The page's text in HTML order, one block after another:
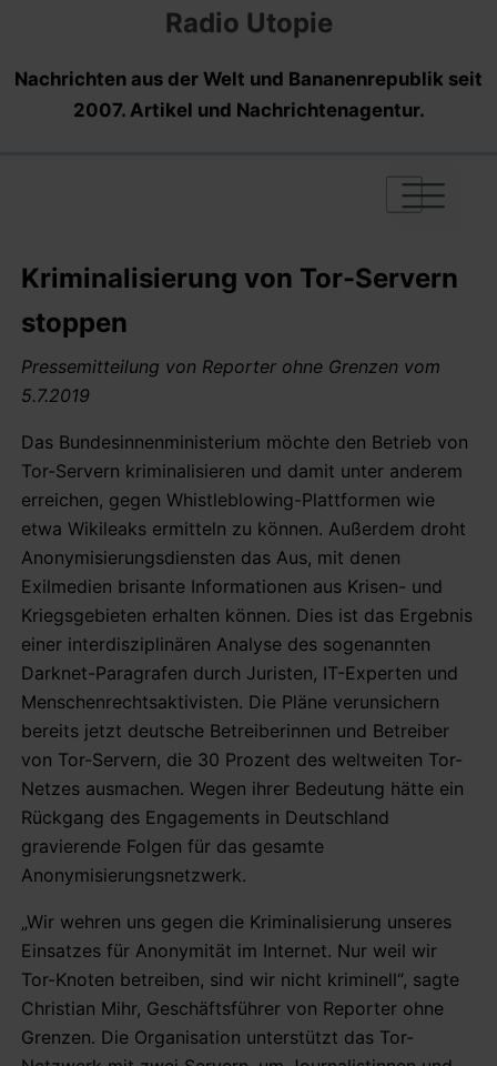
Radio Utopie
Nachrichten aus der Welt und Bananenrepublik seit
2007. Artikel und Nachrichtenagentur.
|
|
|
Kriminalisierung von Tor-Servern
stoppen
Pressemitteilung von Reporter ohne Grenzen vom
5.7.2019
Das Bundesinnenministerium möchte den Betrieb von
Tor-Servern kriminalisieren und damit unter anderem
erreichen, gegen Whistleblowing-Plattformen wie
etwa Wikileaks ermitteln zu können. Außerdem droht
Anonymisierungsdiensten das Aus, mit denen
Exilmedien brisante Informationen aus Krisen- und
Kriegsgebieten erhalten können. Dies ist das Ergebnis
einer interdisziplinären Analyse des sogenannten
Darknet-Paragrafen durch Juristen, IT-Experten und
Menschenrechtsaktivisten. Die Pläne verunsichern
bereits jetzt deutsche Betreiberinnen und Betreiber
von Tor-Servern, die 30 Prozent des weltweiten Tor-
Netzes ausmachen. Wegen ihrer Bedeutung hätte ein
Rückgang des Engagements in Deutschland
gravierende Folgen für das gesamte
Anonymisierungsnetzwerk.
„Wir wehren uns gegen die Kriminalisierung unseres
Einsatzes für Anonymität im Internet. Nur weil wir
Tor-Knoten betreiben, sind wir nicht kriminell“, sagte
Christian Mihr, Geschäftsführer von Reporter ohne
Grenzen. Die Organisation unterstützt das Tor-